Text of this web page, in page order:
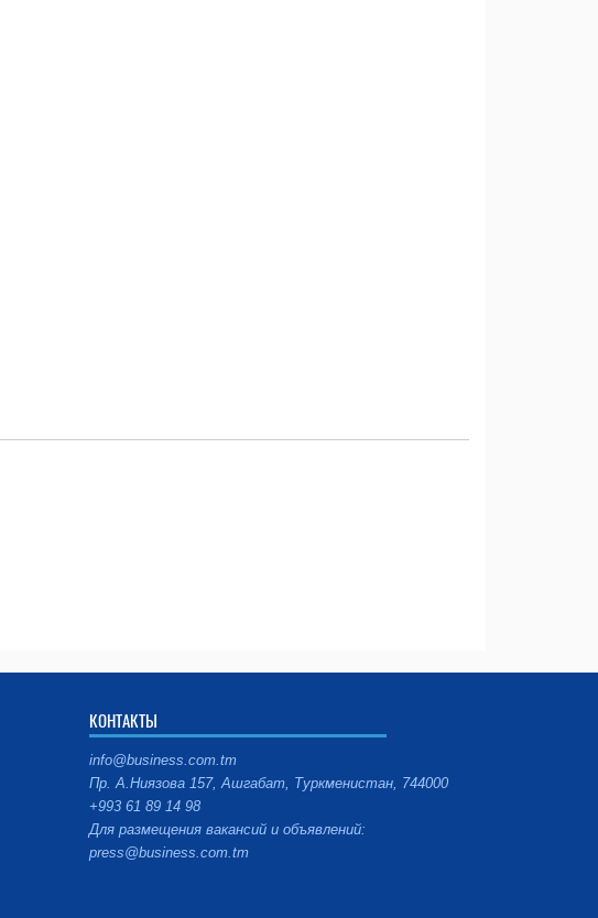
КОНТАКТЫ
info@business.com.tm
Пр. А.Ниязова 157, Ашгабат, Туркменистан, 744000
+993 61 89 14 98
Для размещения вакансий и объявлений:
press@business.com.tm